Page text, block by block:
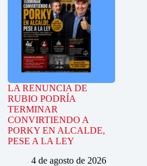
LA RENUNCIA DE
RUBIO PODRÍA
TERMINAR
CONVIRTIENDO A
PORKY EN ALCALDE,
PESE A LA LEY
4 de agosto de 2026